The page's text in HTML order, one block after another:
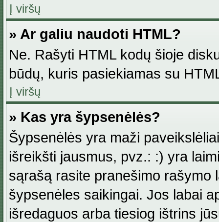
Į viršų
» Ar galiu naudoti HTML?
Ne. Rašyti HTML kodų šioje
būdų, kuris pasiekiamas su
Į viršų
» Kas yra šypsenėlės?
Šypsenėlės yra maži
išreikšti jausmus, pvz.: :) yra
sąrašą rasite pranešimo rašymo
šypsenėles saikingai. Jos labai
išredaguos arba tiesiog ištrins